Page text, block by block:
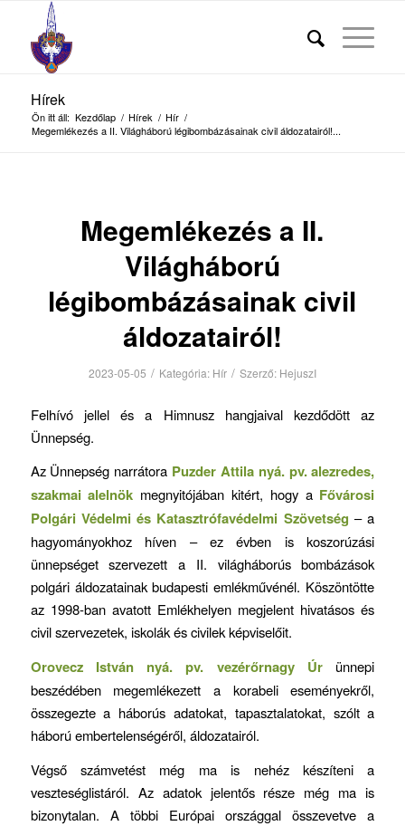
Hírek
Ön itt áll: Kezdőlap / Hírek / Hír /
Megemlékezés a II. Világháború légibombázásainak civil áldozatairól!...
Megemlékezés a II.
Világháború
légibombázásainak civil
áldozatairól!
2023-05-05 / Kategória: Hír / Szerző: HejuszI
Felhívó jellel és a Himnusz hangjaival kezdődött az
Ünnepség.
Az Ünnepség narrátora Puzder Attila nyá. pv. alezredes,
szakmai alelnök megnyitójában kitért, hogy a Fővárosi
Polgári Védelmi és Katasztrófavédelmi Szövetség – a
hagyományokhoz híven – ez évben is koszorúzási
ünnepséget szervezett a II. világháborús bombázások
polgári áldozatainak budapesti emlékművénél. Köszöntötte
az 1998-ban avatott Emlékhelyen megjelent hivatásos és
civil szervezetek, iskolák és civilek képviselőit.
Orovecz István nyá. pv. vezérőrnagy Úr ünnepi
beszédében megemlékezett a korabeli eseményekről,
összegezte a háborús adatokat, tapasztalatokat, szólt a
háború embertelenségéről, áldozatairól.
Végső számvetést még ma is nehéz készíteni a
veszteséglistáról. Az adatok jelentős része még ma is
bizonytalan. A többi Európai országgal összevetve a